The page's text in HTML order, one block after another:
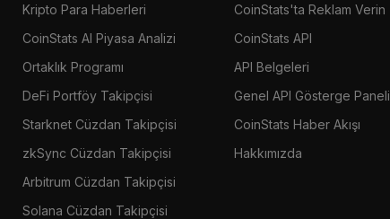
Kripto Para Haberleri
CoinStats AI Piyasa Analizi
Ortaklık Programı
DeFi Portföy Takipçisi
Starknet Cüzdan Takipçisi
zkSync Cüzdan Takipçisi
Arbitrum Cüzdan Takipçisi
Solana Cüzdan Takipçisi
CoinStats'ta Reklam Verin
CoinStats API
API Belgeleri
Genel API Gösterge Paneli
CoinStats Haber Akışı
Hakkımızda